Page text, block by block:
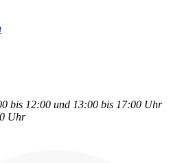
bis 12:00 und 13:00 bis 17:00 Uhr
Uhr